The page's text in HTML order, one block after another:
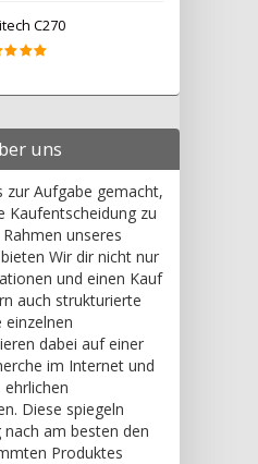
C270
uns
zur Aufgabe gemacht,
Kaufentscheidung zu
unseres
Wir dir nicht nur
und einen Kauf
auch strukturierte
einzelnen
dabei auf einer
im Internet und
Diese spiegeln
am besten den
Produktes